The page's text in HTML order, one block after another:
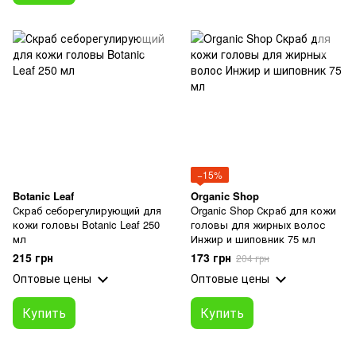
Botanic Leaf
Скраб себорегулирующий для
кожи головы Botanic Leaf 250
мл
215 грн
Оптовые цены
Купить
−15%
Organic Shop
Organic Shop Скраб для кожи
головы для жирных волос
Инжир и шиповник 75 мл
173 грн 204 грн
Оптовые цены
Купить